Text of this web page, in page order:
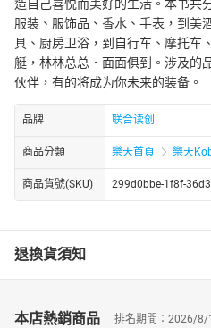
造自己喜悦而美好的生活。本书共
服装、服饰品、香水、手表，到美
具、厨房卫浴，到自行车、摩托车
艇，林林总总．面面俱到。涉及的
伙伴，有的将成为你未来的装备。
品牌 联合读创
商品分類 樂天首頁 樂天
商品貨號(SKU) 299d0bbe-1f8f-
退換貨須知
本店熱銷商品 排名期間：2026/